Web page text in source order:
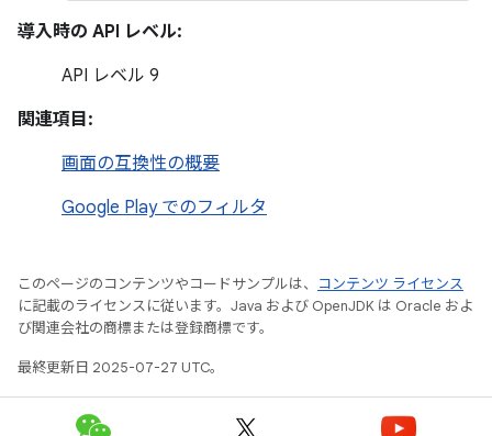
導入時の API レベル:
API レベル 9
関連項目:
画面の互換性の概要
Google Play でのフィルタ
このページのコンテンツやコードサンプルは、
コンテンツ ライセンス
に記載のライセンスに従います。Java および OpenJDK は Oracle およ
び関連会社の商標または登録商標です。
最終更新日 2025-07-27 UTC。